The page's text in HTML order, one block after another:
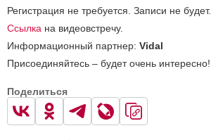
Регистрация не требуется. Записи не будет.
Ссылка на видеовстречу.
Информационный партнер: Vidal
Присоединяйтесь – будет очень интересно!
Поделиться